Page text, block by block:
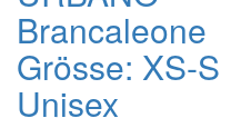
Brancaleone
Grösse: XS-S
Unisex